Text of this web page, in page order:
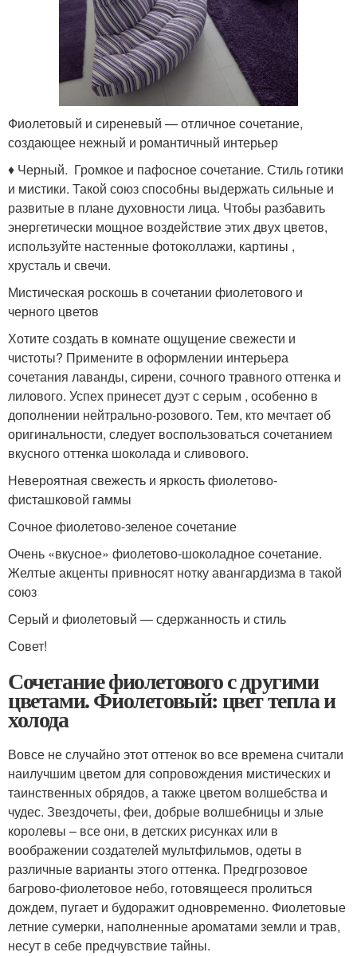
Фиолетовый и сиреневый — отличное сочетание,
создающее нежный и романтичный интерьер
♦ Черный. Громкое и пафосное сочетание. Стиль готики
и мистики. Такой союз способны выдержать сильные и
развитые в плане духовности лица. Чтобы разбавить
энергетически мощное воздействие этих двух цветов,
используйте настенные фотоколлажи, картины ,
хрусталь и свечи.
Мистическая роскошь в сочетании фиолетового и
черного цветов
Хотите создать в комнате ощущение свежести и
чистоты? Примените в оформлении интерьера
сочетания лаванды, сирени, сочного травного оттенка и
лилового. Успех принесет дуэт с серым , особенно в
дополнении нейтрально-розового. Тем, кто мечтает об
оригинальности, следует воспользоваться сочетанием
вкусного оттенка шоколада и сливового.
Невероятная свежесть и яркость фиолетово-
фисташковой гаммы
Сочное фиолетово-зеленое сочетание
Очень «вкусное» фиолетово-шоколадное сочетание.
Желтые акценты привносят нотку авангардизма в такой
союз
Серый и фиолетовый — сдержанность и стиль
Совет!
Сочетание фиолетового с другими
цветами. Фиолетовый: цвет тепла и
холода
Вовсе не случайно этот оттенок во все времена считали
наилучшим цветом для сопровождения мистических и
таинственных обрядов, а также цветом волшебства и
чудес. Звездочеты, феи, добрые волшебницы и злые
королевы – все они, в детских рисунках или в
воображении создателей мультфильмов, одеты в
различные варианты этого оттенка. Предгрозовое
багрово-фиолетовое небо, готовящееся пролиться
дождем, пугает и будоражит одновременно. Фиолетовые
летние сумерки, наполненные ароматами земли и трав,
несут в себе предчувствие тайны.